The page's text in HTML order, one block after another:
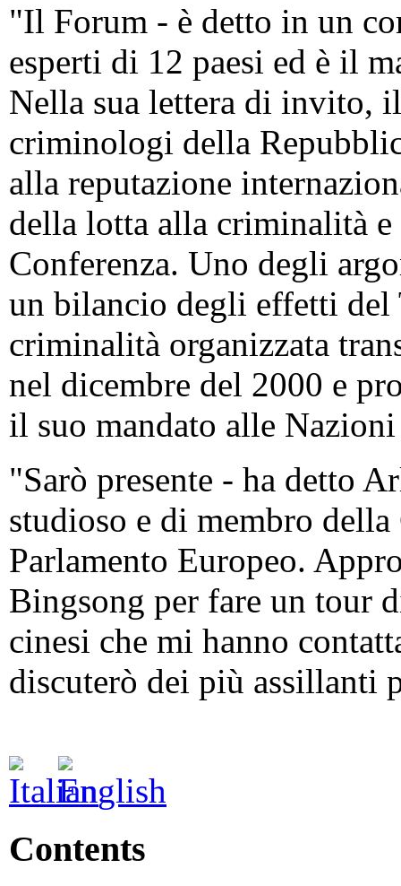
"Il Forum - è detto in un
esperti di 12 paesi ed è il
Nella sua lettera di invito,
criminologi della
alla reputazione
della lotta alla criminalità
Conferenza. Uno degli
un bilancio degli effetti
criminalità organizzata
nel dicembre del 2000 e
il suo mandato alle
"Sarò presente - ha detto
studioso e di membro
Parlamento Europeo.
Bingsong per fare un tour
cinesi che mi hanno
discuterò dei più assillanti
Contents